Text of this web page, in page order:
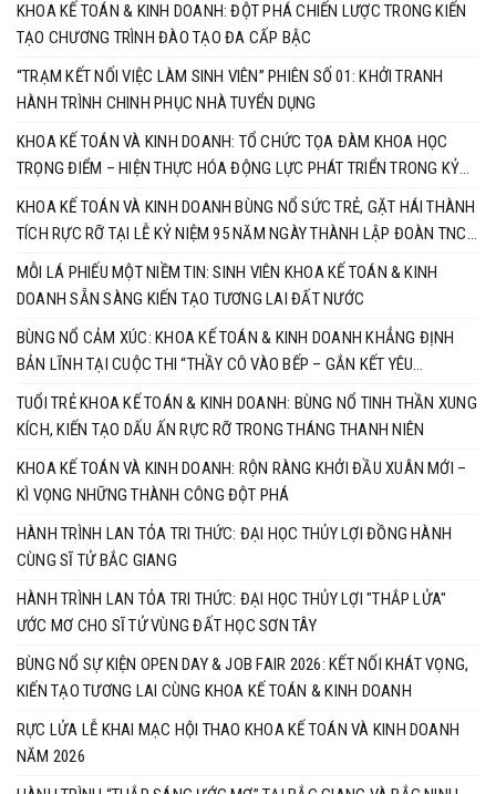
KHOA KẾ TOÁN & KINH DOANH: ĐỘT PHÁ CHIẾN LƯỢC TRONG KIẾN
TẠO CHƯƠNG TRÌNH ĐÀO TẠO ĐA CẤP BẬC
“TRẠM KẾT NỐI VIỆC LÀM SINH VIÊN” PHIÊN SỐ 01: KHỞI TRANH
HÀNH TRÌNH CHINH PHỤC NHÀ TUYỂN DỤNG
KHOA KẾ TOÁN VÀ KINH DOANH: TỔ CHỨC TỌA ĐÀM KHOA HỌC
TRỌNG ĐIỂM – HIỆN THỰC HÓA ĐỘNG LỰC PHÁT TRIỂN TRONG KỶ
NGUYÊN MỚI
KHOA KẾ TOÁN VÀ KINH DOANH BÙNG NỔ SỨC TRẺ, GẶT HÁI THÀNH
TÍCH RỰC RỠ TẠI LỄ KỶ NIỆM 95 NĂM NGÀY THÀNH LẬP ĐOÀN TNCS
HỒ CHÍ MINH
MỖI LÁ PHIẾU MỘT NIỀM TIN: SINH VIÊN KHOA KẾ TOÁN & KINH
DOANH SẴN SÀNG KIẾN TẠO TƯƠNG LAI ĐẤT NƯỚC
BÙNG NỔ CẢM XÚC: KHOA KẾ TOÁN & KINH DOANH KHẲNG ĐỊNH
BẢN LĨNH TẠI CUỘC THI “THẦY CÔ VÀO BẾP – GẮN KẾT YÊU
THƯƠNG”
TUỔI TRẺ KHOA KẾ TOÁN & KINH DOANH: BÙNG NỔ TINH THẦN XUNG
KÍCH, KIẾN TẠO DẤU ẤN RỰC RỠ TRONG THÁNG THANH NIÊN
KHOA KẾ TOÁN VÀ KINH DOANH: RỘN RÀNG KHỞI ĐẦU XUÂN MỚI –
KÌ VỌNG NHỮNG THÀNH CÔNG ĐỘT PHÁ
HÀNH TRÌNH LAN TỎA TRI THỨC: ĐẠI HỌC THỦY LỢI ĐỒNG HÀNH
CÙNG SĨ TỬ BẮC GIANG
HÀNH TRÌNH LAN TỎA TRI THỨC: ĐẠI HỌC THỦY LỢI "THẮP LỬA"
ƯỚC MƠ CHO SĨ TỬ VÙNG ĐẤT HỌC SƠN TÂY
BÙNG NỔ SỰ KIỆN OPEN DAY & JOB FAIR 2026: KẾT NỐI KHÁT VỌNG,
KIẾN TẠO TƯƠNG LAI CÙNG KHOA KẾ TOÁN & KINH DOANH
RỰC LỬA LỄ KHAI MẠC HỘI THAO KHOA KẾ TOÁN VÀ KINH DOANH
NĂM 2026